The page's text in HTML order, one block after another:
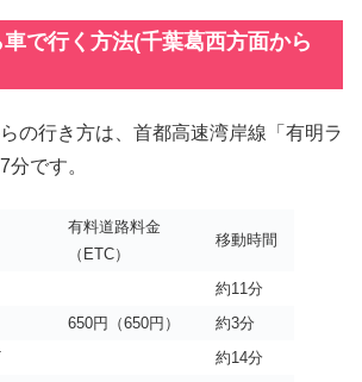
で行く方法(千葉葛西方面から
の行き方は、首都高速湾岸線「有明ラ
です。
有料道路料金
（ETC）
移動時間
約11分
650円（650円）
約3分
約14分